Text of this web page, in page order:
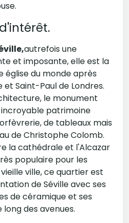
autrefois une
et imposante, elle est la
église du monde après
Saint-Paul de Londres.
le monument
patrimoine
de tableaux mais
de Christophe Colomb.
la cathédrale et l'Alcazar
populaire pour les
ville, ce quartier est
de Séville avec ses
de céramique et ses
des avenues.